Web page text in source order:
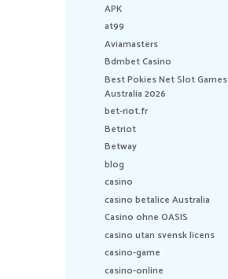
APK
at99
Aviamasters
Bdmbet Casino
Best Pokies Net Slot Games
Australia 2026
bet-riot.fr
Betriot
Betway
blog
casino
casino betalice Australia
Casino ohne OASIS
casino utan svensk licens
casino-game
casino-online